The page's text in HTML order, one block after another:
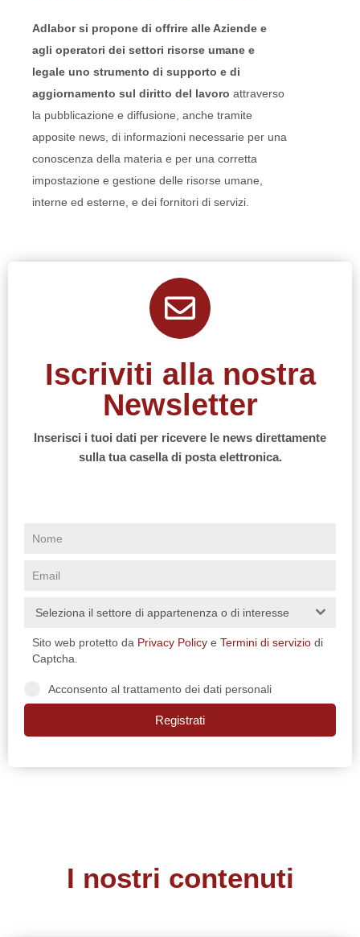
Adlabor si propone di offrire alle Aziende e
agli operatori dei settori risorse umane e
legale uno strumento di supporto e di
aggiornamento sul diritto del lavoro attraverso
la pubblicazione e diffusione, anche tramite
apposite news, di informazioni necessarie per una
conoscenza della materia e per una corretta
impostazione e gestione delle risorse umane,
interne ed esterne, e dei fornitori di servizi.
Iscriviti alla nostra
Newsletter
Inserisci i tuoi dati per ricevere le news direttamente
sulla tua casella di posta elettronica.
Seleziona il settore di appartenenza o di interesse
Sito web protetto da Privacy Policy e Termini di servizio di
Captcha.
Acconsento al trattamento dei dati personali
Registrati
I nostri contenuti